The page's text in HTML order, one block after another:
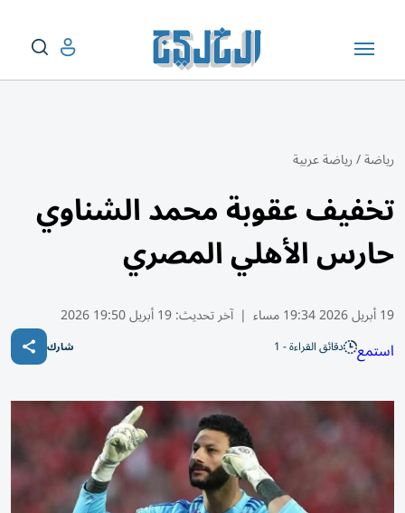
رياضة/رياضة عربية
تخفيف عقوبة محمد الشناوي
حارس الأهلي المصري
19 أبريل 2026 19:34 مساء | آخر تحديث:19 أبريل 19:50 2026
استمع دقائق القراءة - 1 شارك